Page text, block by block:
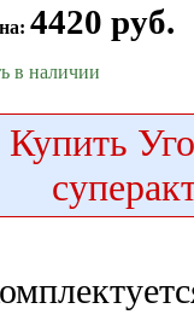
4420 руб.
в наличии
Купить